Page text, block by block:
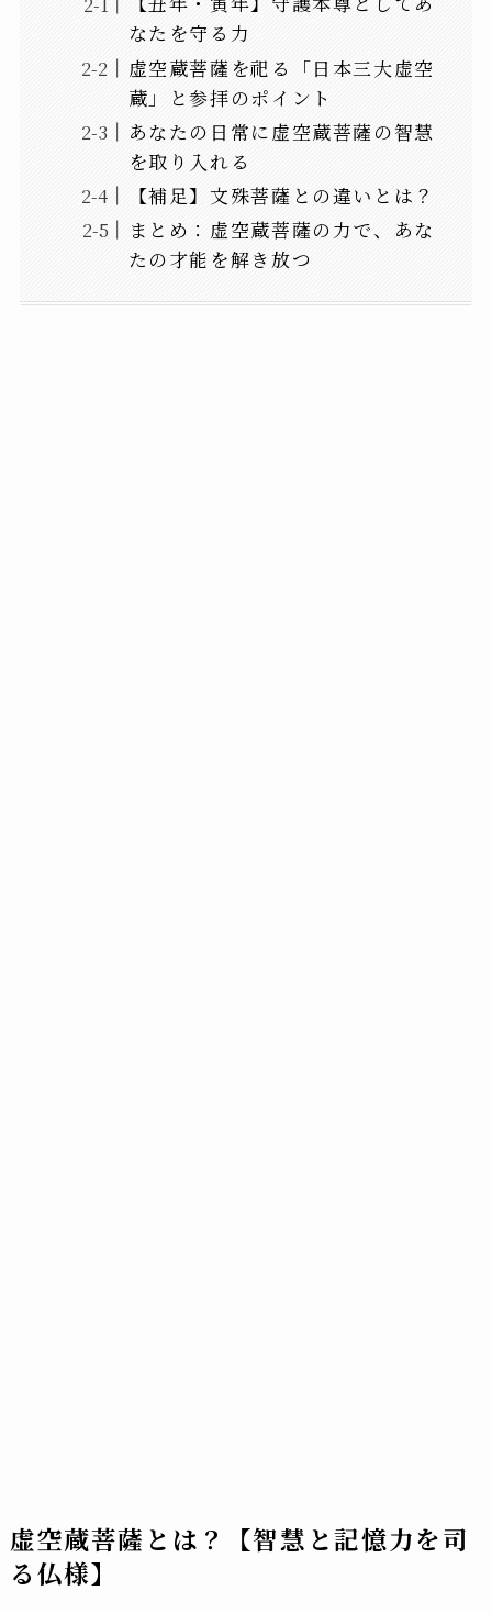
なたを守る力
虚空蔵菩薩を祀る「日本三大虚空
蔵」と参拝のポイント
あなたの日常に虚空蔵菩薩の智慧
を取り入れる
【補足】文殊菩薩との違いとは？
まとめ：虚空蔵菩薩の力で、あな
たの才能を解き放つ
虚空蔵菩薩とは？【智慧と記憶力を司
る仏様】